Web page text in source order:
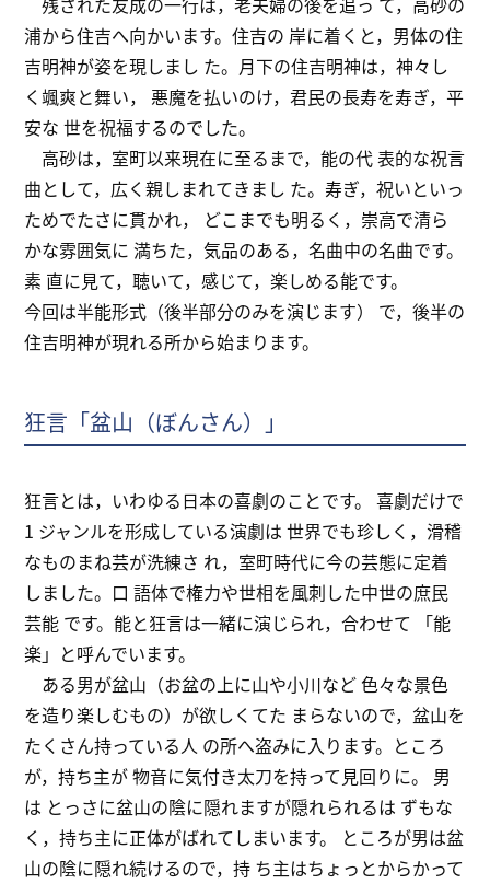
浦から住吉へ向かいます。住吉の 岸に着くと，男体の住
吉明神が姿を現しまし た。月下の住吉明神は，神々し
く颯爽と舞い， 悪魔を払いのけ，君民の長寿を寿ぎ，平
安な 世を祝福するのでした。
高砂は，室町以来現在に至るまで，能の代 表的な祝言
曲として，広く親しまれてきまし た。寿ぎ，祝いといっ
ためでたさに貫かれ， どこまでも明るく，崇高で清ら
かな雰囲気に 満ちた，気品のある，名曲中の名曲です。
素 直に見て，聴いて，感じて，楽しめる能です。
今回は半能形式（後半部分のみを演じます） で，後半の
住吉明神が現れる所から始まります。
狂言「盆山（ぼんさん）」
狂言とは，いわゆる日本の喜劇のことです。 喜劇だけで
1 ジャンルを形成している演劇は 世界でも珍しく，滑稽
なものまね芸が洗練さ れ，室町時代に今の芸態に定着
しました。口 語体で権力や世相を風刺した中世の庶民
芸能 です。能と狂言は一緒に演じられ，合わせて 「能
楽」と呼んでいます。
ある男が盆山（お盆の上に山や小川など 色々な景色
を造り楽しむもの）が欲しくてた まらないので，盆山を
たくさん持っている人 の所へ盗みに入ります。ところ
が，持ち主が 物音に気付き太刀を持って見回りに。 男
は とっさに盆山の陰に隠れますが隠れられるは ずもな
く，持ち主に正体がばれてしまいます。 ところが男は盆
山の陰に隠れ続けるので，持 ち主はちょっとからかって